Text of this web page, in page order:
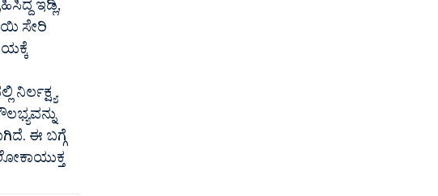
ಇಡ್ಲಿ,
ಸೇರಿ
ನಿರ್ಲಕ್ಷ್ಯ
ಈ ಬಗ್ಗೆ